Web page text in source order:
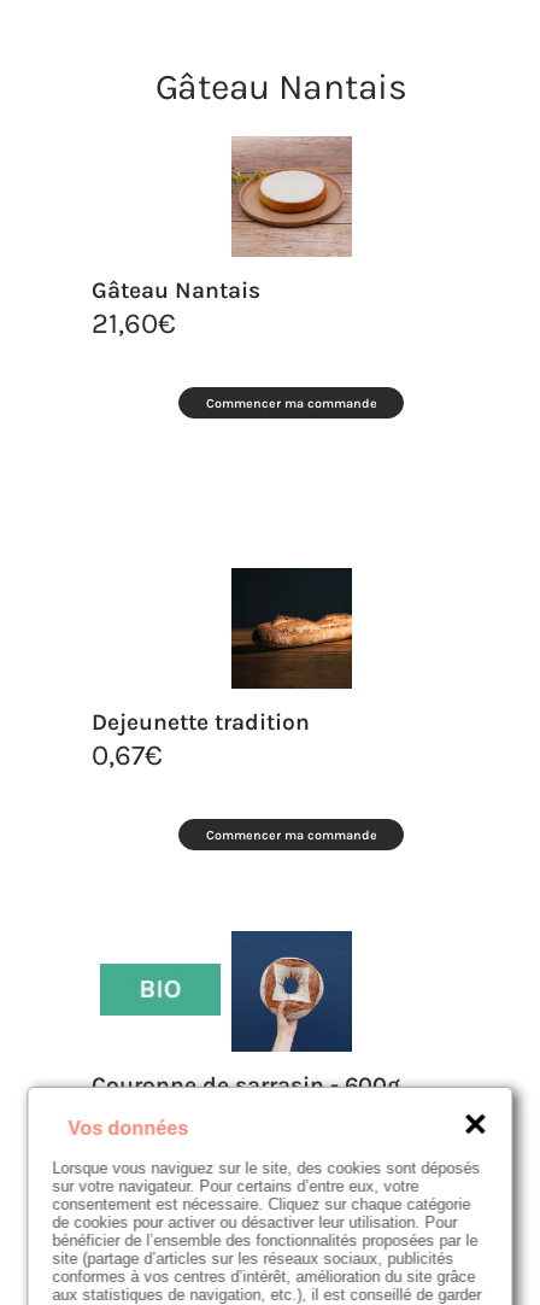
Gâteau Nantais
Gâteau Nantais
21,60€
Commencer ma commande
Dejeunette tradition
0,67€
Commencer ma commande
Couronne de sarrasin - 600g
4,80€
Commencer ma commande
Vos données
Lorsque vous naviguez sur le site, des cookies sont déposés
sur votre navigateur. Pour certains d’entre eux, votre
consentement est nécessaire. Cliquez sur chaque catégorie
de cookies pour activer ou désactiver leur utilisation. Pour
bénéficier de l’ensemble des fonctionnalités proposées par le
site (partage d’articles sur les réseaux sociaux, publicités
conformes à vos centres d’intérêt, amélioration du site grâce
aux statistiques de navigation, etc.), il est conseillé de garder